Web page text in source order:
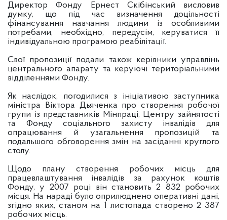
Директор Фонду Ернест Скібінський висловив
думку, що під час визначення доцільності
фінансування навчання людини із особливими
потребами, необхідно, передусім, керуватися її
індивідуальною програмою реабілітації.
Свої пропозиції подали також керівники управлінь
центрального апарату та керуючі територіальними
відділеннями Фонду.
Як наслідок, погодилися з ініціативою заступника
міністра Віктора Дьяченка про створення робочої
групи із представників Мінпраці, Центру зайнятості
та Фонду соціального захисту інвалідів для
опрацювання й узагальнення пропозицій та
подальшого обговорення змін на засіданні круглого
столу.
Щодо плану створення робочих місць для
працевлаштування інвалідів за рахунок коштів
Фонду, у 2007 році він становить 2 832 робочих
місця. На нараді було оприлюднено оперативні дані,
згідно яких, станом на 1 листопада створено 2 387
робочих місць.